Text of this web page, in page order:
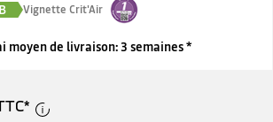
B Vignette Crit'Air
moyen de livraison: 3 semaines *
*